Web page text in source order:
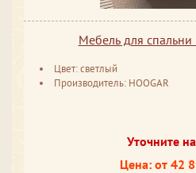
Мебель для спальни
Цвет: светлый
Производитель: HOOGAR
Уточните
Цена: от 42